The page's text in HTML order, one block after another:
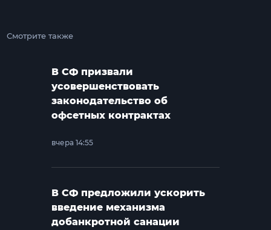
Смотрите также
В СФ призвали
усовершенствовать
законодательство об
офсетных контрактах
вчера 14:55
В СФ предложили ускорить
введение механизма
добанкротной санации